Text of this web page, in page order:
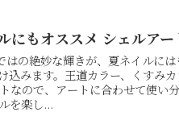
にもオススメ シェルア
はの絶妙な輝きが、夏ネイルに
込みます。王道カラー、くすみ
なので、アートに合わせて使い
を楽し...